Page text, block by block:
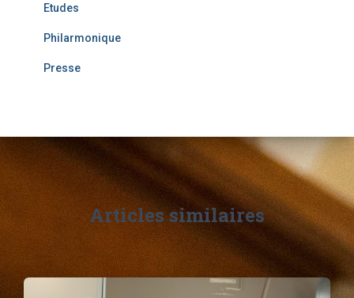
Etudes
Philarmonique
Presse
Articles similaires